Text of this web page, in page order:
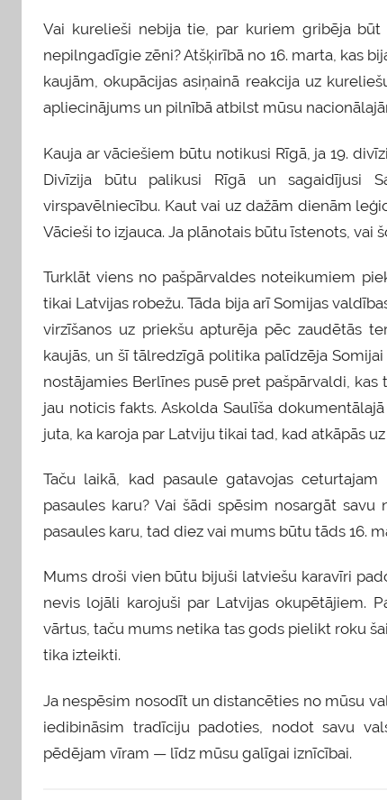
Vai kurelieši nebija tie, par kuriem gribēja
nepilngadīgie zēni? Atšķirībā no 16. marta, kas
kaujām, okupācijas asiņainā reakcija uz
apliecinājums un pilnībā atbilst mūsu
Kauja ar vāciešiem būtu notikusi Rīgā, ja 19.
Divīzija būtu palikusi Rīgā un sagaidījusi
virspavēlniecību. Kaut vai uz dažām dienām
Vācieši to izjauca. Ja plānotais būtu īstenots, vai
Turklāt viens no pašpārvaldes noteikumiem
tikai Latvijas robežu. Tāda bija arī Somijas
virzīšanos uz priekšu apturēja pēc zaudētās
kaujās, un šī tālredzīgā politika palīdzēja
nostājamies Berlīnes pusē pret pašpārvaldi,
jau noticis fakts. Askolda Saulīša
juta, ka karoja par Latviju tikai tad, kad atkāpās
Taču laikā, kad pasaule gatavojas
pasaules karu? Vai šādi spēsim nosargāt
pasaules karu, tad diez vai mums būtu tāds 16.
Mums droši vien būtu bijuši latviešu karavīri
nevis lojāli karojuši par Latvijas okupētājiem.
vārtus, taču mums netika tas gods pielikt roku
tika izteikti.
Ja nespēsim nosodīt un distancēties no mūsu
iedibināsim tradīciju padoties, nodot savu
pēdējam vīram — līdz mūsu galīgai iznīcībai.